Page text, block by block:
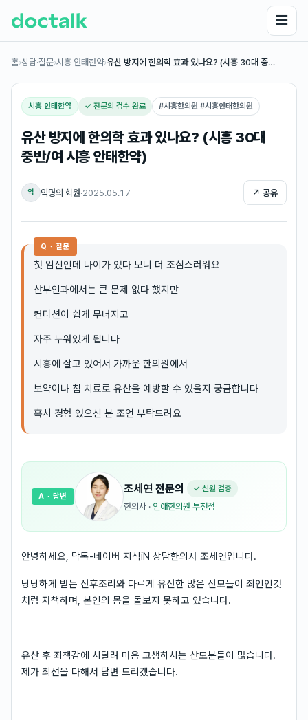
☰
홈›상담·질문›시흥 안태한약›유산 방지에 한의학 효과 있나요? (시흥 30대 중…
시흥 안태한약 ✓ 전문의 검수 완료 #시흥한의원 #시흥안태한의원
유산 방지에 한의학 효과 있나요? (시흥 30대
중반/여 시흥 안태한약)
익 익명의 회원·2025.05.17 ↗ 공유
Q · 질문
첫 임신인데 나이가 있다 보니 더 조심스러워요
산부인과에서는 큰 문제 없다 했지만
컨디션이 쉽게 무너지고
자주 누워있게 됩니다
시흥에 살고 있어서 가까운 한의원에서
보약이나 침 치료로 유산을 예방할 수 있을지 궁금합니다
혹시 경험 있으신 분 조언 부탁드려요
조세연 전문의 ✓ 신원 검증
한의사 · 인애한의원 부천점
A · 답변
안녕하세요, 닥톡-네이버 지식iN 상담한의사 조세연입니다.
당당하게 받는 산후조리와 다르게 유산한 많은 산모들이 죄인인것
처럼 자책하며, 본인의 몸을 돌보지 못하고 있습니다.
유산 후 죄책감에 시달려 마음 고생하시는 산모분들이 많습니다.
제가 최선을 다해서 답변 드리겠습니다.